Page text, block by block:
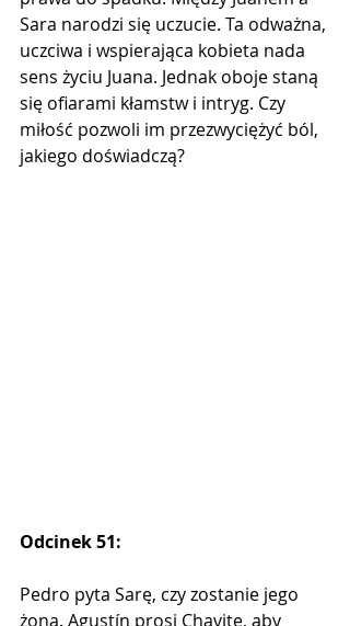
Sara narodzi się uczucie. Ta odważna,
uczciwa i wspierająca kobieta nada
sens życiu Juana. Jednak oboje staną
się ofiarami kłamstw i intryg. Czy
miłość pozwoli im przezwyciężyć ból,
jakiego doświadczą?
Odcinek 51:
Pedro pyta Sarę, czy zostanie jego
żoną. Agustín prosi Chavitę, aby